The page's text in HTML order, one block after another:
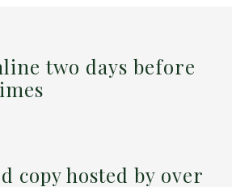
two days before
copy hosted by over